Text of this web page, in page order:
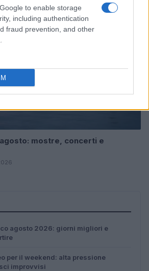
to enable storage
including authentication
fraud prevention, and other
mostre, concerti e
agosto 2026: giorni migliori e
per il weekend: alta pressione
improvvisi